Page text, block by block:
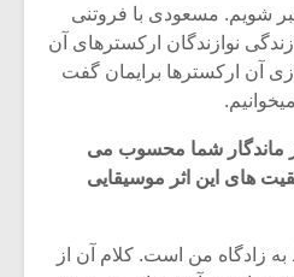
شویم. مسعودی با فروتنی
نوازندگان ارکسترهای آن
آن ارکسترها برایمان گفت
ماندگار شما محسوب می
های این اثر موسیقایی
زادگاه من است. کلام آن از
موسیقی
باشی،
دوره
موسیقی